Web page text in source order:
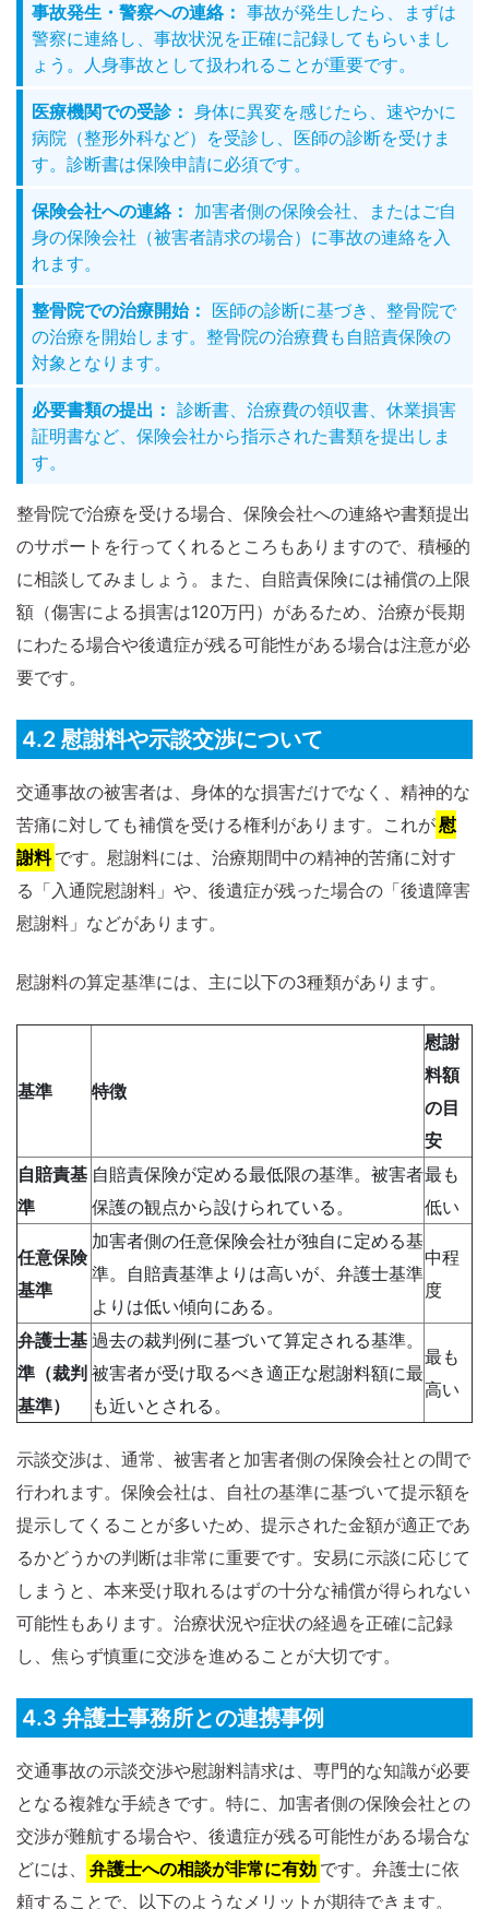
事故発生・警察への連絡： 事故が発生したら、まずは
警察に連絡し、事故状況を正確に記録してもらいまし
ょう。人身事故として扱われることが重要です。
医療機関での受診： 身体に異変を感じたら、速やかに
病院（整形外科など）を受診し、医師の診断を受けま
す。診断書は保険申請に必須です。
保険会社への連絡： 加害者側の保険会社、またはご自
身の保険会社（被害者請求の場合）に事故の連絡を入
れます。
整骨院での治療開始： 医師の診断に基づき、整骨院で
の治療を開始します。整骨院の治療費も自賠責保険の
対象となります。
必要書類の提出： 診断書、治療費の領収書、休業損害
証明書など、保険会社から指示された書類を提出しま
す。
整骨院で治療を受ける場合、保険会社への連絡や書類提出
のサポートを行ってくれるところもありますので、積極的
に相談してみましょう。また、自賠責保険には補償の上限
額（傷害による損害は120万円）があるため、治療が長期
にわたる場合や後遺症が残る可能性がある場合は注意が必
要です。
4.2 慰謝料や示談交渉について
交通事故の被害者は、身体的な損害だけでなく、精神的な
苦痛に対しても補償を受ける権利があります。これが慰
謝料 です。慰謝料には、治療期間中の精神的苦痛に対す
る「入通院慰謝料」や、後遺症が残った場合の「後遺障害
慰謝料」などがあります。
慰謝料の算定基準には、主に以下の3種類があります。
基準 特徴
慰謝
料額
の目
安
自賠責基
準
自賠責保険が定める最低限の基準。被害者
保護の観点から設けられている。
最も
低い
任意保険
基準
加害者側の任意保険会社が独自に定める基
準。自賠責基準よりは高いが、弁護士基準
よりは低い傾向にある。
中程
度
弁護士基
準（裁判
基準）
過去の裁判例に基づいて算定される基準。
被害者が受け取るべき適正な慰謝料額に最
も近いとされる。
最も
高い
示談交渉は、通常、被害者と加害者側の保険会社との間で
行われます。保険会社は、自社の基準に基づいて提示額を
提示してくることが多いため、提示された金額が適正であ
るかどうかの判断は非常に重要です。安易に示談に応じて
しまうと、本来受け取れるはずの十分な補償が得られない
可能性もあります。治療状況や症状の経過を正確に記録
し、焦らず慎重に交渉を進めることが大切です。
4.3 弁護士事務所との連携事例
交通事故の示談交渉や慰謝料請求は、専門的な知識が必要
となる複雑な手続きです。特に、加害者側の保険会社との
交渉が難航する場合や、後遺症が残る可能性がある場合な
どには、
弁護士への相談が非常に有効 です。弁護士に依
頼することで、以下のようなメリットが期待できます。